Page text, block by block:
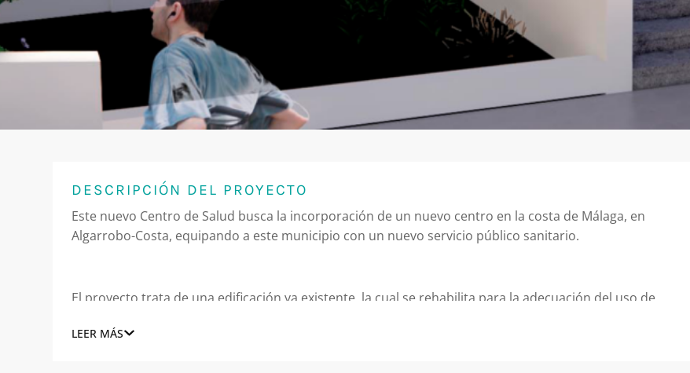
DESCRIPCIÓN DEL PROYECTO
Este nuevo Centro de Salud busca la incorporación de un nuevo centro en la costa de Málaga, en
Algarrobo-Costa, equipando a este municipio con un nuevo servicio público sanitario.
El proyecto trata de una edificación ya existente, la cual se rehabilita para la adecuación del uso de
exclusivo, sino que se comparte con unas Oficinas de Servicio Sociales, ubicadas en primera planta,
LEER MÁS